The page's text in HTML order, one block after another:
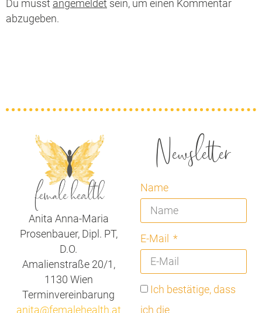
Du musst angemeldet sein, um einen Kommentar
abzugeben.
Anita Anna-Maria
Prosenbauer, Dipl. PT,
D.O.
Amalienstraße 20/1,
1130 Wien
Terminvereinbarung
anita@femalehealth.at
Newsletter
Name
E-Mail
Ich bestätige, dass
ich die